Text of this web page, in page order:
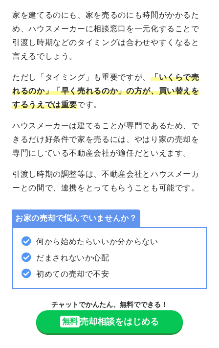
家を建てるのにも、家を売るのにも時間がかかるた
め、ハウスメーカーに相談窓口を一元化することで
引渡し時期などのタイミングは合わせやすくなると
言えるでしょう。
ただし「タイミング」も重要ですが、 「いくらで売
れるのか」「早く売れるのか」の方が、買い替えを
するうえでは重要です。
ハウスメーカーは建てることが専門であるため、で
きるだけ好条件で家を売るには、やはり家の売却を
専門にしている不動産会社が適任だといえます。
引渡し時期の調整等は、不動産会社とハウスメーカ
ーとの間で、連携をとってもらうことも可能です。
お家の売却で悩んでいませんか？
何から始めたらいいか分からない
だまされないか心配
初めての売却で不安
チャットでかんたん、無料でできる！
無料 売却相談をはじめる